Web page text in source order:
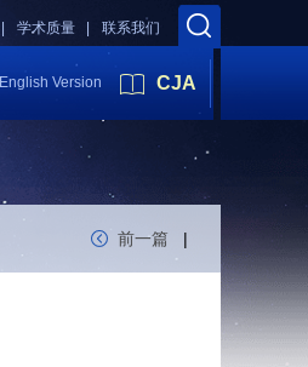
联系我们
学术质量 |
English Version CJA
前一篇 |